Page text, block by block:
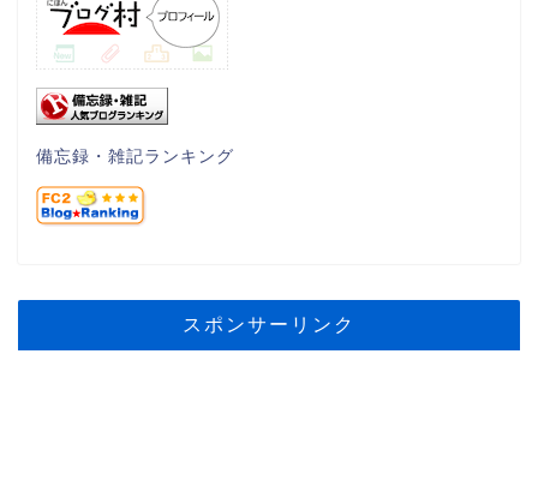
備忘録・雑記ランキング
スポンサーリンク